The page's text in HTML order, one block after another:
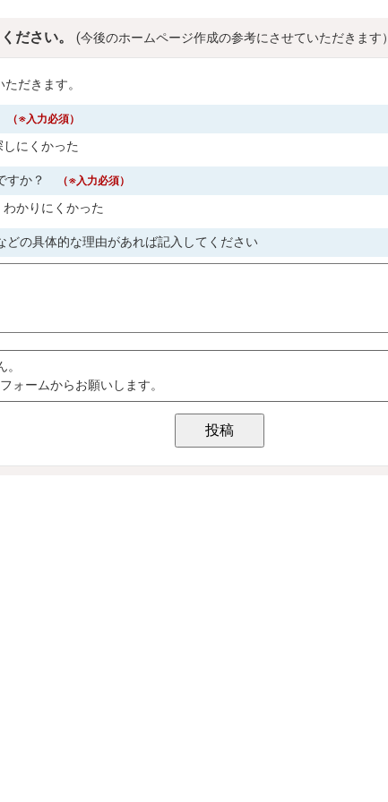
ださい。 (今後のホームページ作成の参考にさせていただきます）
だきます。
（※入力必須）
しにくかった
すか？ （※入力必須）
わかりにくかった
の具体的な理由があれば記入してください
ォームからお願いします。